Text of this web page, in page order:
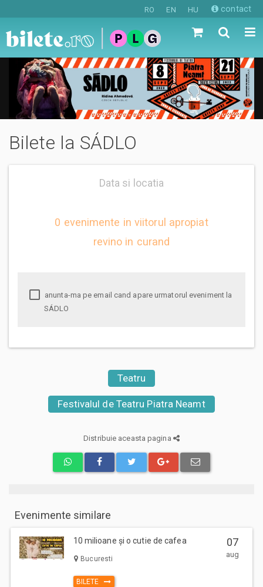
RO EN HU contact
Bilete la SÁDLO
Data si locatia
0 evenimente in viitorul apropiat
revino in curand
SÁDLO
Teatru
Festivalul de Teatru Piatra Neamt
Distribuie aceasta pagina
Evenimente similare
10 milioane și o cutie de cafea
Bucuresti
BILETE
07
aug